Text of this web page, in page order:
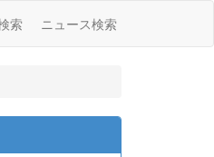
索 ニュース検索